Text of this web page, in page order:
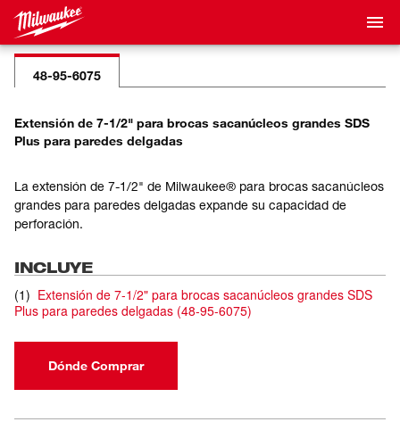
48-95-6075
Extensión de 7-1/2" para brocas sacanúcleos grandes SDS
Plus para paredes delgadas
La extensión de 7-1/2" de Milwaukee® para brocas sacanúcleos
grandes para paredes delgadas expande su capacidad de
perforación.
INCLUYE
(1) Extensión de 7-1/2" para brocas sacanúcleos grandes SDS
Plus para paredes delgadas (48-95-6075)
Dónde Comprar